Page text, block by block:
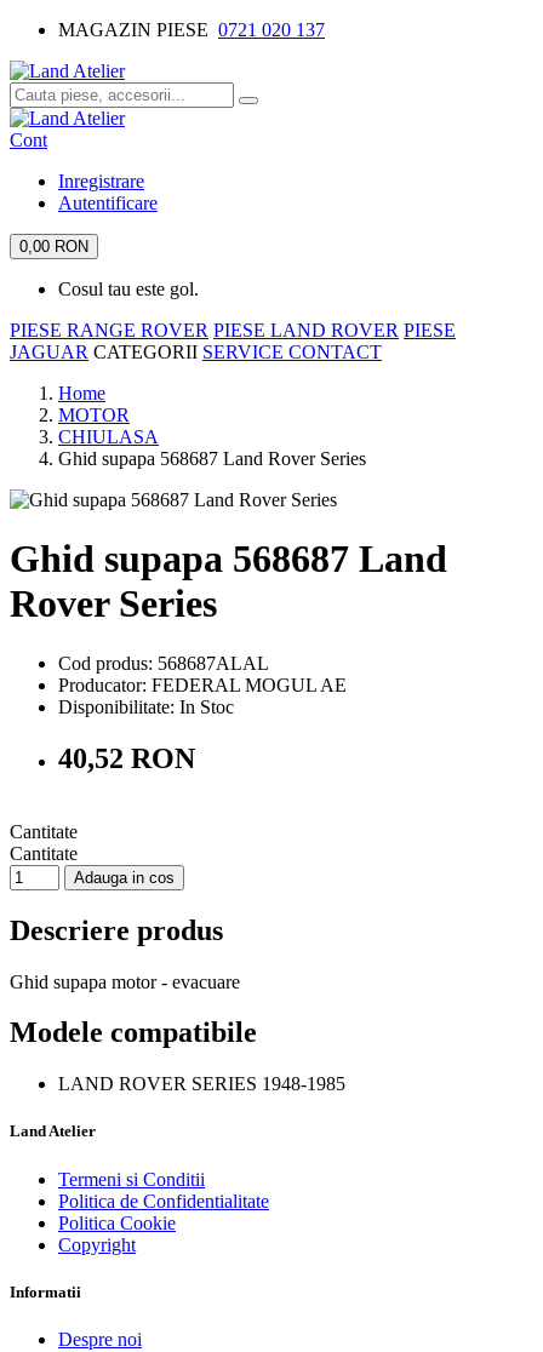
MAGAZIN PIESE 0721 020 137
Cont
Inregistrare
Autentificare
0,00 RON
Cosul tau este gol.
PIESE RANGE ROVER PIESE LAND ROVER PIESE
JAGUAR CATEGORII SERVICE CONTACT
Home
MOTOR
CHIULASA
Ghid supapa 568687 Land Rover Series
Ghid supapa 568687 Land
Rover Series
Cod produs: 568687ALAL
Producator: FEDERAL MOGUL AE
Disponibilitate: In Stoc
40,52 RON
Cantitate
Cantitate
Adauga in cos
Descriere produs
Ghid supapa motor - evacuare
Modele compatibile
LAND ROVER SERIES 1948-1985
Land Atelier
Termeni si Conditii
Politica de Confidentialitate
Politica Cookie
Copyright
Informatii
Despre noi